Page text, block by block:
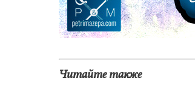
Читайте также